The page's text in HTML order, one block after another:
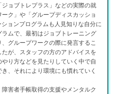
ョブトレプラス」などの実際の就
ク」や「グループディスカッショ
ョンプログラムも人見知りな自分に
ムで、最初はジョブトレーニング
グループワークの際に発言するこ
が、スタッフの方のアドバイスを
り方などを見たりしていく中で自
、それにより環境にも慣れていく
害者手帳取得の支援やメンタルク